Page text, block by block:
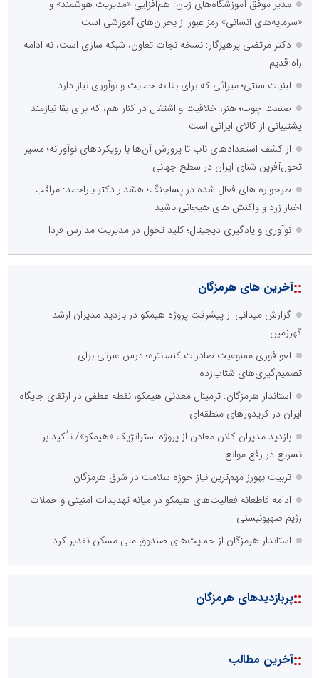
مدیر موفق آموزشگاه‌های زبان: هم‌افزایی «مدیریت هوشمند» و
«سرمایه‌های انسانی» رمز عبور از بحران‌های آموزشی است
دکتر مرتضی پرهیزگار: نسخه نجات تعاون، شبکه سازی است، نه ادامه
راه قدیم
لبنیات سنتی؛ میراثی که برای بقا به حمایت و نوآوری نیاز دارد
صنعت چوب؛ هنر، خلاقیت و اشتغال در کنار هم، که برای بقا نیازمند
پشتیبانی از کالای ایرانی است
از کشف استعدادهای ناب تا پرورش آن‌ها با رویکردهای نوآورانه؛ مسیر
تحول‌آفرین شنای ایران در سطح جهانی
طرحواره های فعال شده در پساجنگ؛ هشدار دکتر یاراحمد: مراقب
اخبار زرد و واکنش های هیجانی باشید
نوآوری و یادگیری دیجیتال؛ کلید تحول در مدیریت مدارس فردا
::آخرین های هرمزگان
گزارش میدانی از پیشرفت پروژه هیمکو در بازدید مدیران ارشد
گهرزمین
لغو فوری ممنوعیت صادرات کنسانتره؛ درس عبرتی برای
تصمیم‌گیری‌های شتاب‌زده
استاندار هرمزگان: ترمینال معدنی هیمکو، نقطه عطفی در ارتقای جایگاه
ایران در کریدورهای منطقه‌ای
بازدید مدیران کلان معادن از پروژه استراتژیک «هیمکو»/ تأکید بر
تسریع در رفع موانع
تربیت بهورز مهم‌ترین نیاز حوزه سلامت در شرق هرمزگان
ادامه قاطعانه فعالیت‌های هیمکو در میانه تهدیدات امنیتی و حملات
رژیم صهیونیستی
استاندار هرمزگان از حمایت‌های صندوق ملی مسکن تقدیر کرد
::پربازدیدهای هرمزگان
::آخرین مطالب